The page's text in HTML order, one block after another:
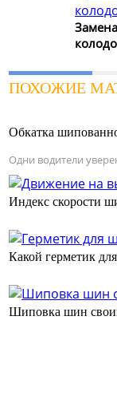
ПОХОЖИЕ
Обкатка
Одни водители
Индекс скорости
Какой герметик
Шиповка шин